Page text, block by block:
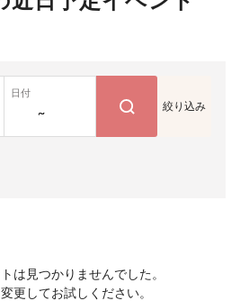
日付
~ 絞り込み
は見つかりませんでした。
更してお試しください。